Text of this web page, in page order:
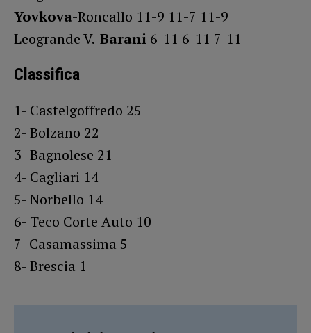
Yovkova-Roncallo 11-9 11-7 11-9
Leogrande V.-Barani 6-11 6-11 7-11
Classifica
1- Castelgoffredo 25
2- Bolzano 22
3- Bagnolese 21
4- Cagliari 14
5- Norbello 14
6- Teco Corte Auto 10
7- Casamassima 5
8- Brescia 1